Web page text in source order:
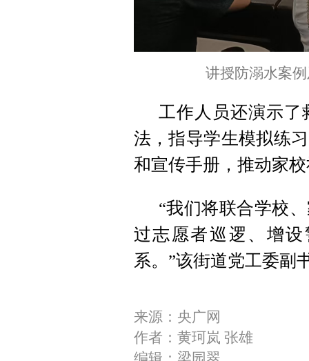
讲授防溺水案
工作人员还演示了
法，指导学生模拟练
和宣传手册，推动家
“我们将联合学校
过志愿者巡逻、增
系。”该街道党工委副
来源：央广网
作者：黄珂岚 张雄